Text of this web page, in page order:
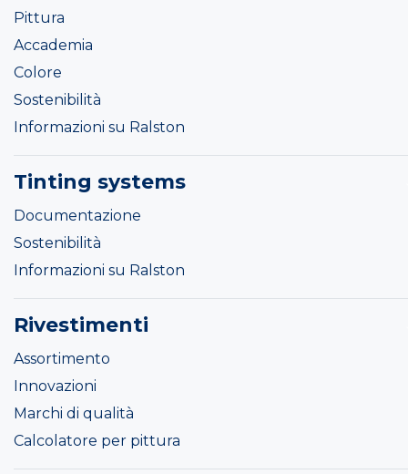
Pittura
Accademia
Colore
Sostenibilità
Informazioni su Ralston
Tinting systems
Documentazione
Sostenibilità
Informazioni su Ralston
Rivestimenti
Assortimento
Innovazioni
Marchi di qualità
Calcolatore per pittura